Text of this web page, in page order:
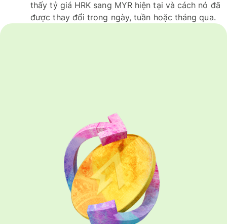
thấy tỷ giá HRK sang MYR hiện tại và cách nó đã
được thay đổi trong ngày, tuần hoặc tháng qua.